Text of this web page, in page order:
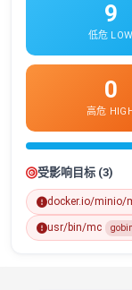
9
低危 LOW
0
高危
受影响目标 (3)
docker.io/minio/
usr/bin/mc